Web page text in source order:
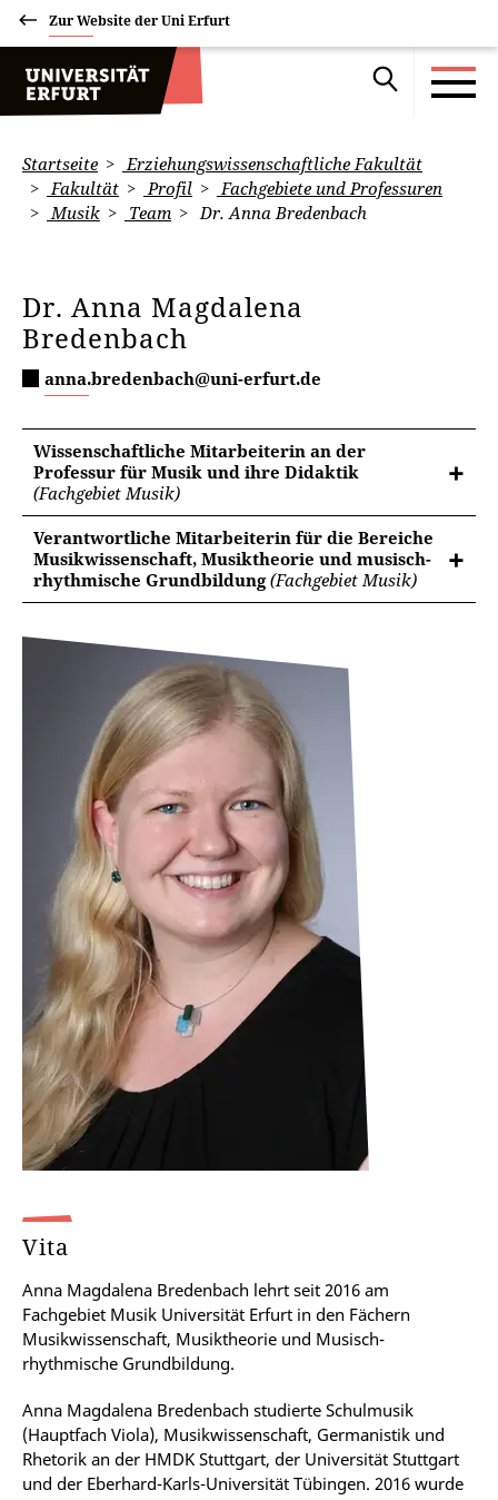
Zur Website der Uni Erfurt
Startseite
Erziehungswissenschaftliche Fakultät
Fakultät
Profil
Fachgebiete und Professuren
Musik
Team Dr. Anna Bredenbach
Dr. Anna Magdalena
Bredenbach
anna.bredenbach@uni-erfurt.de
Wissenschaftliche Mitarbeiterin an der
Professur für Musik und ihre Didaktik
(Fachgebiet Musik)
Verantwortliche Mitarbeiterin für die Bereiche
Musikwissenschaft, Musiktheorie und musisch-
rhythmische Grundbildung(Fachgebiet Musik)
Vita
Anna Magdalena Bredenbach lehrt seit 2016 am
Fachgebiet Musik Universität Erfurt in den Fächern
Musikwissenschaft, Musiktheorie und Musisch-
rhythmische Grundbildung.
Anna Magdalena Bredenbach studierte Schulmusik
(Hauptfach Viola), Musikwissenschaft, Germanistik und
Rhetorik an der HMDK Stuttgart, der Universität Stuttgart
und der Eberhard-Karls-Universität Tübingen. 2016 wurde